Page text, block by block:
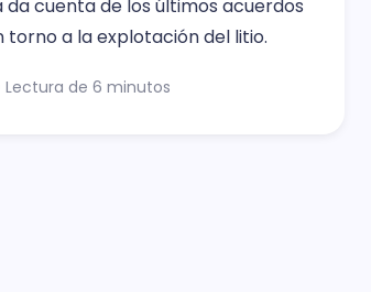
da cuenta de los últimos acuerdos
torno a la explotación del litio.
Lectura de 6 minutos